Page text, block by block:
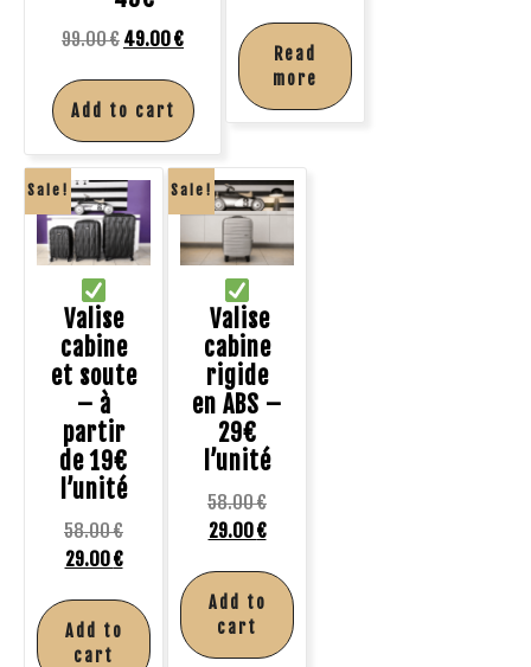
99.00€ 49.00€
Add to cart
Read
more
Sale!
Valise
cabine
et soute
– à
partir
de 19€
l’unité
58.00€
29.00€
Add to
cart
Sale!
Valise
cabine
rigide
en ABS –
29€
l’unité
58.00€
29.00€
Add to
cart